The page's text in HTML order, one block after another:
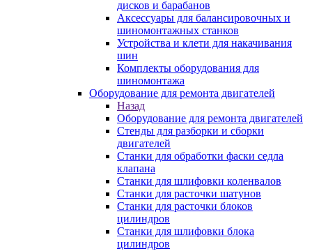
дисков и барабанов
Аксессуары для балансировочных и
шиномонтажных станков
Устройства и клети для накачивания
шин
Комплекты оборудования для
шиномонтажа
Оборудование для ремонта двигателей
Назад
Оборудование для ремонта двигателей
Стенды для разборки и сборки
двигателей
Станки для обработки фаски седла
клапана
Станки для шлифовки коленвалов
Станки для расточки шатунов
Станки для расточки блоков
цилиндров
Станки для шлифовки блока
цилиндров